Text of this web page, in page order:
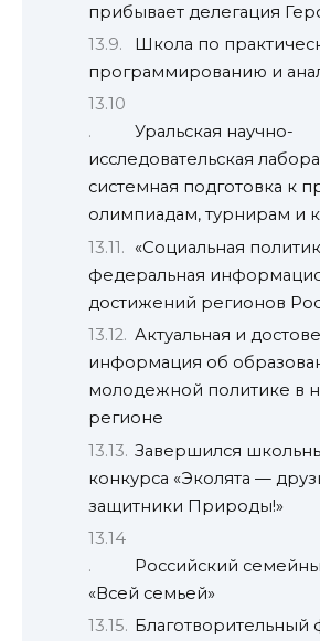
прибывает делегация
Школа по
программированию и
Уральская научно-
исследовательская
системная подготовка к
олимпиадам, турнирам и
«Социальная
федеральная
достижений регионов
Актуальная и
информация об
молодежной политике в
регионе
Завершился
конкурса «Эколята —
защитники Природы!»
Российский
«Всей семьей»
Благотворительный